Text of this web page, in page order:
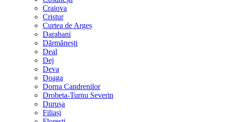
Craiova
Cristur
Curtea de Argeș
Darabani
Dărmănești
Deal
Dej
Deva
Doaga
Dorna Candrenilor
Drobeta-Turnu Severin
Durușa
Filiași